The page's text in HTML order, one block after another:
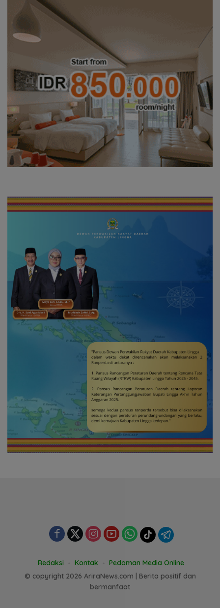
Redaksi Kontak
Pedoman Media Online
© copyright 2026 AriraNews.com | Berita positif dan
bermanfaat